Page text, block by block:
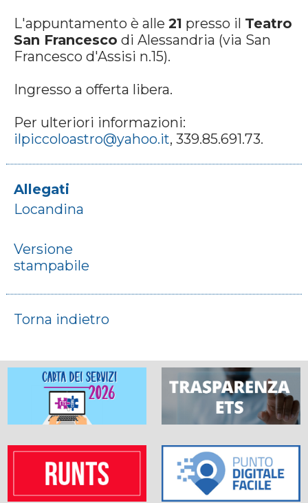
L'appuntamento è alle 21 presso il Teatro
San Francesco di Alessandria (via San
Francesco d'Assisi n.15).
Ingresso a offerta libera.
Per ulteriori informazioni:
ilpiccoloastro@yahoo.it, 339.85.691.73.
Allegati
Locandina
Versione
stampabile
Torna indietro